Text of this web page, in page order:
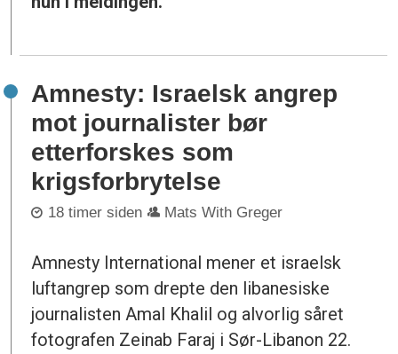
Amnesty: Israelsk angrep
mot journalister bør
etterforskes som
krigsforbrytelse
18 timer siden Mats With Greger
Amnesty International mener et israelsk
luftangrep som drepte den libanesiske
journalisten Amal Khalil og alvorlig såret
fotografen Zeinab Faraj i Sør-Libanon 22.